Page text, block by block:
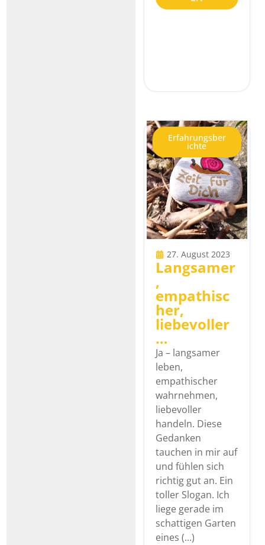
Erfahrungsber
ichte
27. August 2023
Langsamer
,
empathisc
her,
liebevoller
…
Ja – langsamer
leben,
empathischer
wahrnehmen,
liebevoller
handeln. Diese
Gedanken
tauchen in mir auf
und fühlen sich
richtig gut an. Ein
toller Slogan. Ich
liege gerade im
schattigen Garten
eines (...)